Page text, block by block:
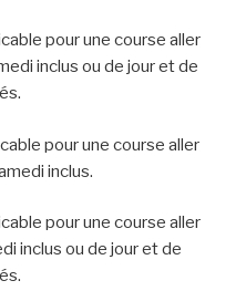
pour une course aller
inclus ou de jour et de
pour une course aller
inclus.
pour une course aller
inclus ou de jour et de